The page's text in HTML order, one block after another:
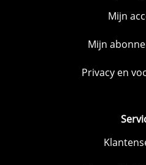
Mijn
Mijn
Privacy en